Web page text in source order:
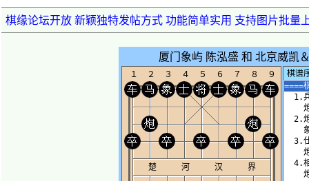
棋缘论坛开放 新颖独特发帖方式 功能简单实用 支持图片批量